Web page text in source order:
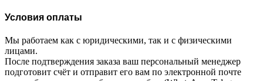
Условия оплаты
Мы работаем как с юридическими, так и с физическими
лицами.
После подтверждения заказа ваш персональный менеджер
подготовит счёт и отправит его вам по электронной почте